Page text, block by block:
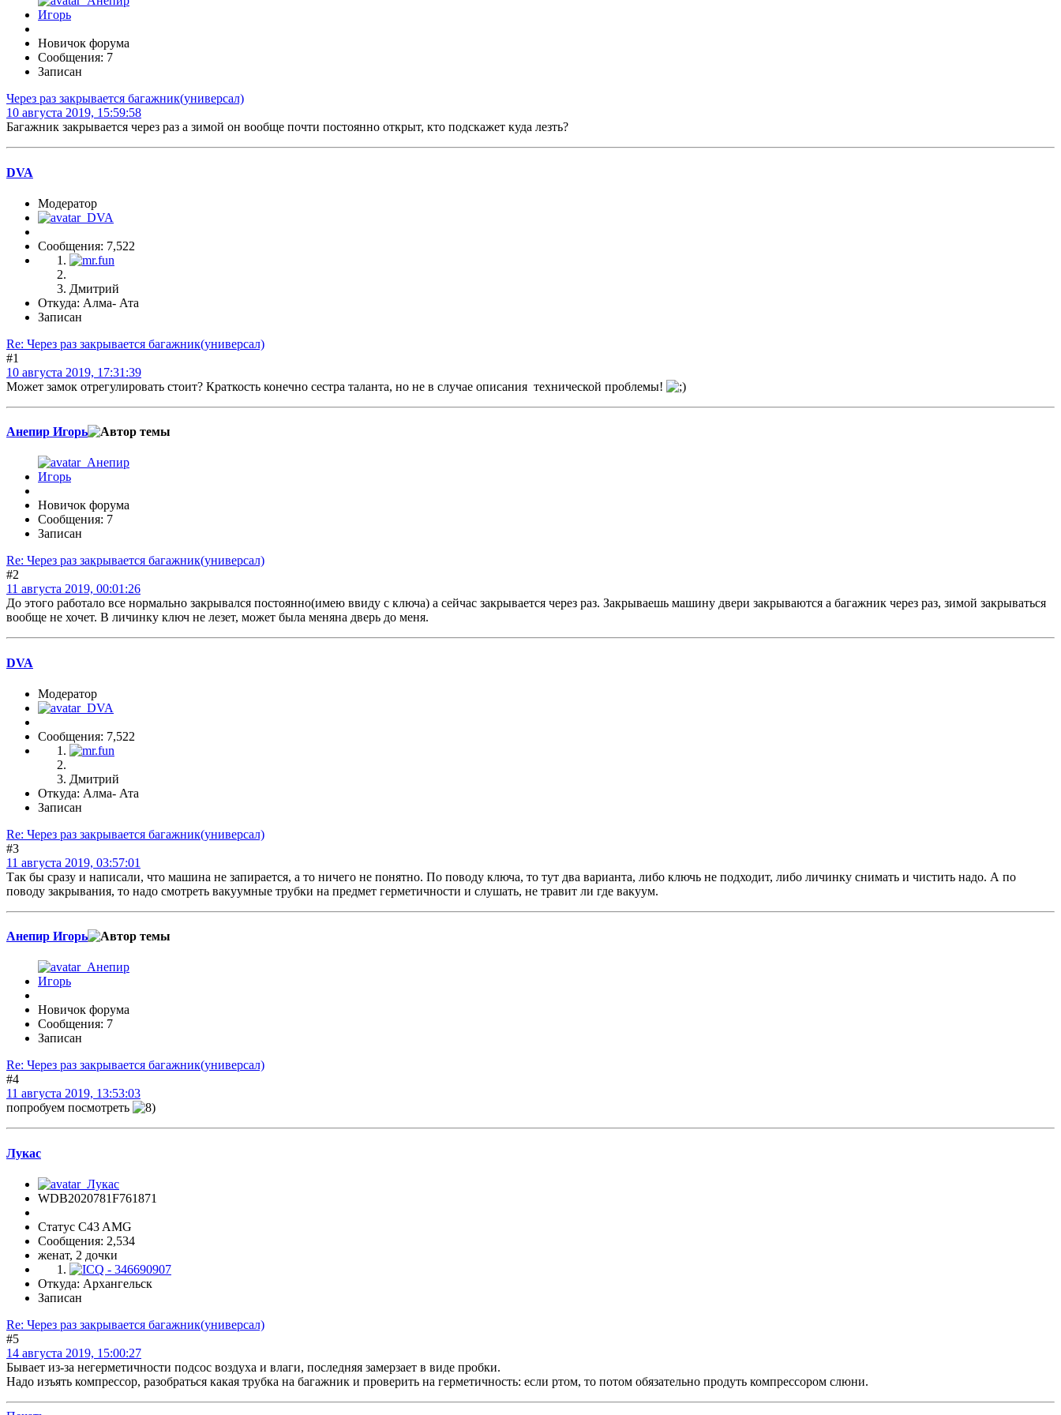
Новичок форума
Сообщения: 7
Записан
Через раз закрывается багажник(универсал)
10 августа 2019, 15:59:58
Багажник закрывается через раз а зимой он вообще почти постоянно открыт, кто подскажет куда лезть?
DVA
Модератор
Сообщения: 7,522
Дмитрий
Откуда: Алма- Ата
Записан
Re: Через раз закрывается багажник(универсал)
#1
10 августа 2019, 17:31:39
Может замок отрегулировать стоит? Краткость конечно сестра таланта, но не в случае описания технической проблемы!
Анепир Игорь
Новичок форума
Сообщения: 7
Записан
Re: Через раз закрывается багажник(универсал)
#2
11 августа 2019, 00:01:26
До этого работало все нормально закрывался постоянно(имею ввиду с ключа) а сейчас закрывается через раз. Закрываешь машину двери закрываются а багажник через раз, зимой закрываться
вообще не хочет. В личинку ключ не лезет, может была меняна дверь до меня.
DVA
Модератор
Сообщения: 7,522
Дмитрий
Откуда: Алма- Ата
Записан
Re: Через раз закрывается багажник(универсал)
#3
11 августа 2019, 03:57:01
Так бы сразу и написали, что машина не запирается, а то ничего не понятно. По поводу ключа, то тут два варианта, либо ключь не подходит, либо личинку снимать и чистить надо. А по
поводу закрывания, то надо смотреть вакуумные трубки на предмет герметичности и слушать, не травит ли где вакуум.
Анепир Игорь
Новичок форума
Сообщения: 7
Записан
Re: Через раз закрывается багажник(универсал)
#4
11 августа 2019, 13:53:03
попробуем посмотреть
Лукас
WDB2020781F761871
Статус C43 AMG
Сообщения: 2,534
женат, 2 дочки
Откуда: Архангельск
Записан
Re: Через раз закрывается багажник(универсал)
#5
14 августа 2019, 15:00:27
Бывает из-за негерметичности подсос воздуха и влаги, последняя замерзает в виде пробки.
Надо изъять компрессор, разобраться какая трубка на багажник и проверить на герметичность: если ртом, то потом обязательно продуть компрессором слюни.